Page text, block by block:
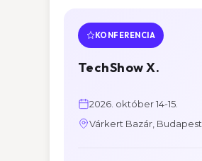
KONFERENCIA
TechShow X.
2026. október 14-15.
Várkert Bazár, Budapest